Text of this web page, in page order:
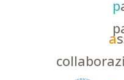
p
a